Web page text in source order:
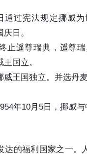
通过宪法规定挪威
日。
止遥尊瑞典，遥尊
国立。
威王国独立。并选丹
年10月5日，挪威与
达的福利国家之一。